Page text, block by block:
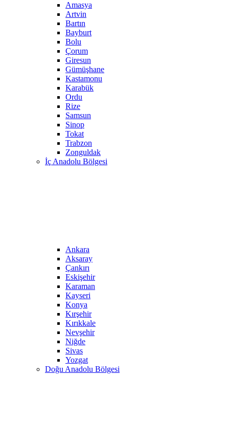
Amasya
Artvin
Bartın
Bayburt
Bolu
Çorum
Giresun
Gümüşhane
Kastamonu
Karabük
Ordu
Rize
Samsun
Sinop
Tokat
Trabzon
Zonguldak
İç Anadolu Bölgesi
Ankara
Aksaray
Çankırı
Eskişehir
Karaman
Kayseri
Konya
Kırşehir
Kırıkkale
Nevşehir
Niğde
Sivas
Yozgat
Doğu Anadolu Bölgesi